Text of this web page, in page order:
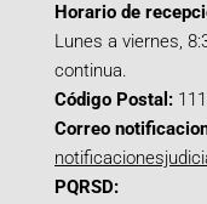
Horario de
Lunes a viernes,
continua.
Código Postal:
Correo
PQRSD: